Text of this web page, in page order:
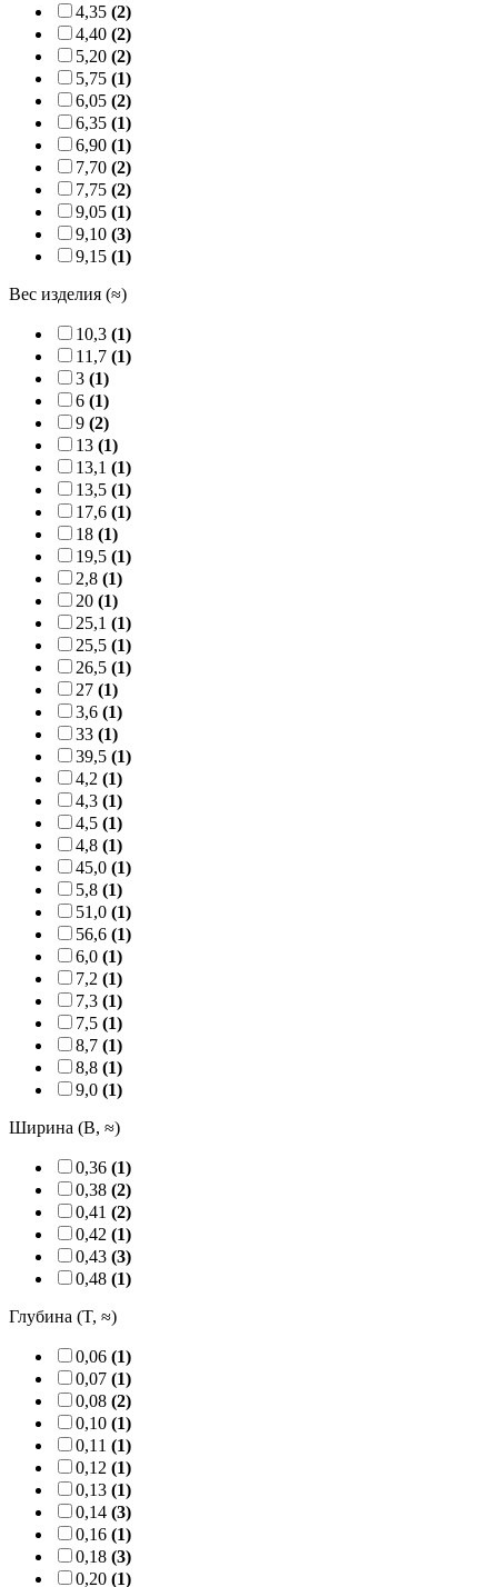
4,35 (2)
4,40 (2)
5,20 (2)
5,75 (1)
6,05 (2)
6,35 (1)
6,90 (1)
7,70 (2)
7,75 (2)
9,05 (1)
9,10 (3)
9,15 (1)
Вес изделия (≈)
10,3 (1)
11,7 (1)
3 (1)
6 (1)
9 (2)
13 (1)
13,1 (1)
13,5 (1)
17,6 (1)
18 (1)
19,5 (1)
2,8 (1)
20 (1)
25,1 (1)
25,5 (1)
26,5 (1)
27 (1)
3,6 (1)
33 (1)
39,5 (1)
4,2 (1)
4,3 (1)
4,5 (1)
4,8 (1)
45,0 (1)
5,8 (1)
51,0 (1)
56,6 (1)
6,0 (1)
7,2 (1)
7,3 (1)
7,5 (1)
8,7 (1)
8,8 (1)
9,0 (1)
Ширина (B, ≈)
0,36 (1)
0,38 (2)
0,41 (2)
0,42 (1)
0,43 (3)
0,48 (1)
Глубина (T, ≈)
0,06 (1)
0,07 (1)
0,08 (2)
0,10 (1)
0,11 (1)
0,12 (1)
0,13 (1)
0,14 (3)
0,16 (1)
0,18 (3)
0,20 (1)